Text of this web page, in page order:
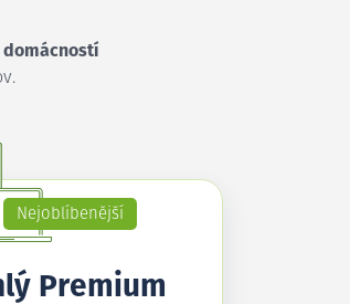
domácností
Nejoblíbenější
Premium